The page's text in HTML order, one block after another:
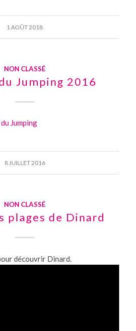
1 AOÛT 2018
NON CLASSÉ
Jumping 2016
Jumping
8 JUILLET 2016
NON CLASSÉ
plages de Dinard
découvrir Dinard.